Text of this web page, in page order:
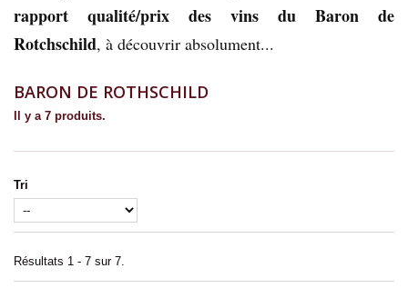
rapport qualité/prix des vins du Baron de
Rotchschild, à découvrir absolument...
BARON DE ROTHSCHILD
Il y a 7 produits.
Tri
Résultats 1 - 7 sur 7.